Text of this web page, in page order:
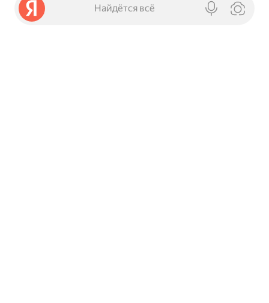
Найдётся всё